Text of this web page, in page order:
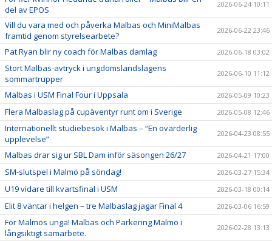
del av EPOS
2026-06-24 10:11
Vill du vara med och påverka Malbas och MiniMalbas
framtid genom styrelsearbete?
2026-06-22 23:46
Pat Ryan blir ny coach för Malbas damlag 2026-06-18 03:02
Stort Malbas-avtryck i ungdomslandslagens
sommartrupper
2026-06-10 11:12
Malbas i USM Final Four i Uppsala 2026-05-09 10:23
Flera Malbaslag på cupäventyr runt om i Sverige 2026-05-08 12:46
Internationellt studiebesök i Malbas – “En ovärderlig
upplevelse”
2026-04-23 08:55
Malbas drar sig ur SBL Dam inför säsongen 26/27 2026-04-21 17:00
SM-slutspel i Malmö på söndag! 2026-03-27 15:34
U19 vidare till kvartsfinal i USM 2026-03-18 00:14
Elit 8 väntar i helgen – tre Malbaslag jagar Final 4 2026-03-06 16:59
För Malmös unga! Malbas och Parkering Malmö i
långsiktigt samarbete.
2026-02-28 13:13